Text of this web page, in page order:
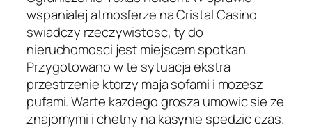
wspanialej atmosferze na Cristal Casino
swiadczy rzeczywistosc, ty do
nieruchomosci jest miejscem spotkan.
Przygotowano w te sytuacja ekstra
przestrzenie ktorzy maja sofami i mozesz
pufami. Warte kazdego grosza umowic sie ze
znajomymi i chetny na kasynie spedzic czas.